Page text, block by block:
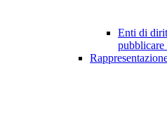
Enti di